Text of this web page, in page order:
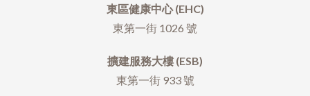
東區健康中心 (EHC)
東第一街 1026 號
擴建服務大樓 (ESB)
東第一街 933 號